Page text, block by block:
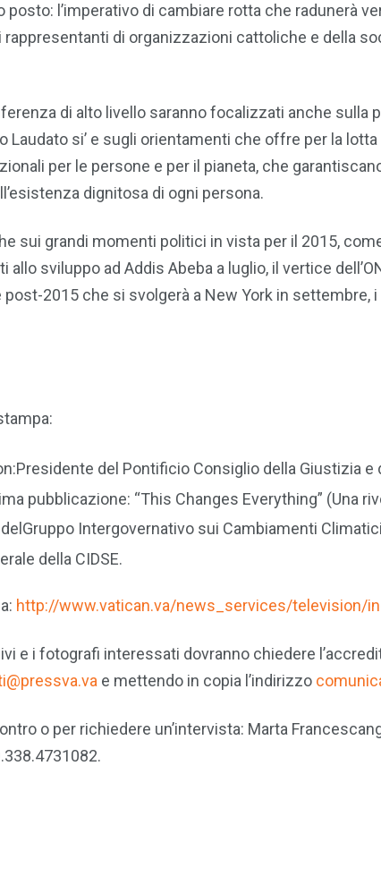
posto: l’imperativo di cambiare rotta che radunerà
di organizzazioni cattoliche e della
di alto livello saranno focalizzati anche sulla
Laudato si’ e sugli orientamenti che offre per la
per le persone e per il pianeta, che
dignitosa di ogni persona.
sui grandi momenti politici in vista per il 2015,
sviluppo ad Addis Abeba a luglio, il vertice
2015 che si svolgerà a New York in settembre,
del Pontificio Consiglio della Giustizia e
pubblicazione: “This Changes Everything” (Una
Intergovernativo sui Cambiamenti
della CIDSE.
http://www.vatican.va/news_services/television/
e i fotografi interessati dovranno chiedere
e mettendo in copia l’indirizzo
o per richiedere un’intervista: Marta